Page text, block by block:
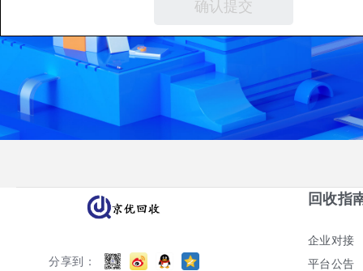
分享到：
回收指
企业对接
平台公告